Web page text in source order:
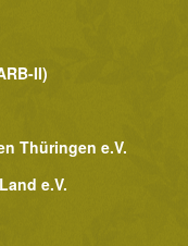
II)
Thüringen e.V.
e.V.